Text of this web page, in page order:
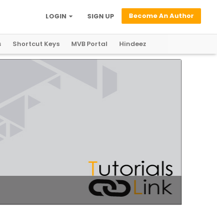
Become An Author
SIGN UP
LOGIN
Shortcut Keys MVB Portal Hindeez